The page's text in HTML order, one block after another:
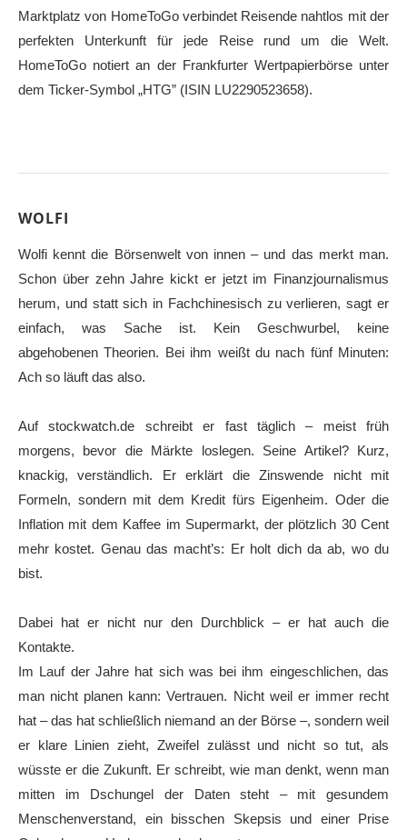
Marktplatz von HomeToGo verbindet Reisende nahtlos mit der
perfekten Unterkunft für jede Reise rund um die Welt.
HomeToGo notiert an der Frankfurter Wertpapierbörse unter
dem Ticker-Symbol „HTG” (ISIN LU2290523658).
WOLFI
Wolfi kennt die Börsenwelt von innen – und das merkt man.
Schon über zehn Jahre kickt er jetzt im Finanzjournalismus
herum, und statt sich in Fachchinesisch zu verlieren, sagt er
einfach, was Sache ist. Kein Geschwurbel, keine
abgehobenen Theorien. Bei ihm weißt du nach fünf Minuten:
Ach so läuft das also.
Auf stockwatch.de schreibt er fast täglich – meist früh
morgens, bevor die Märkte loslegen. Seine Artikel? Kurz,
knackig, verständlich. Er erklärt die Zinswende nicht mit
Formeln, sondern mit dem Kredit fürs Eigenheim. Oder die
Inflation mit dem Kaffee im Supermarkt, der plötzlich 30 Cent
mehr kostet. Genau das macht’s: Er holt dich da ab, wo du
bist.
Dabei hat er nicht nur den Durchblick – er hat auch die
Kontakte.
Im Lauf der Jahre hat sich was bei ihm eingeschlichen, das
man nicht planen kann: Vertrauen. Nicht weil er immer recht
hat – das hat schließlich niemand an der Börse –, sondern weil
er klare Linien zieht, Zweifel zulässt und nicht so tut, als
wüsste er die Zukunft. Er schreibt, wie man denkt, wenn man
mitten im Dschungel der Daten steht – mit gesundem
Menschenverstand, ein bisschen Skepsis und einer Prise